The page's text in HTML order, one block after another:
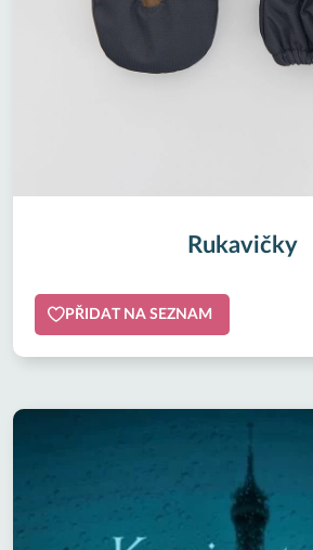
Rukavičky
PŘIDAT NA SEZNAM